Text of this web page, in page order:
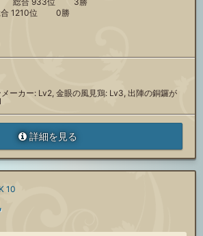
1210位 0勝
ーカー: Lv2, 金眼の風見鶏: Lv3, 出陣の銅鑼が
詳細を見る
10